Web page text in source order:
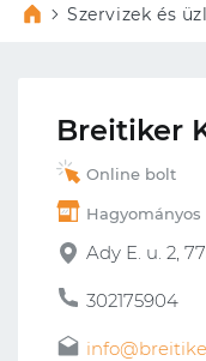
Szervizek és
Breitiker
Online bolt
Ady E. u. 2,
302175904